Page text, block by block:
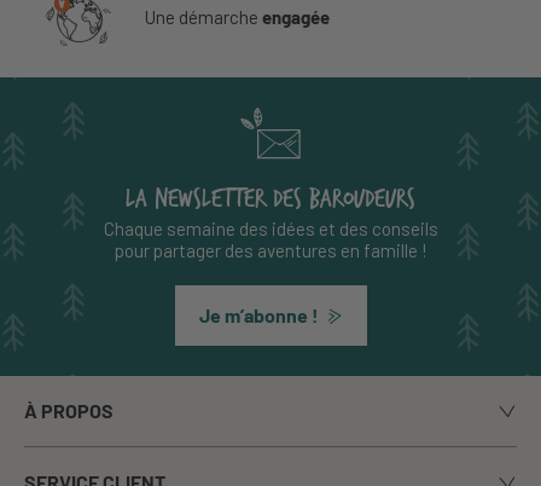
Une démarche engagée
LA NEWSLETTER DES BAROUDEURS
Chaque semaine des idées et des conseils
pour partager des aventures en famille !
Je m’abonne !
À PROPOS
Notre histoire